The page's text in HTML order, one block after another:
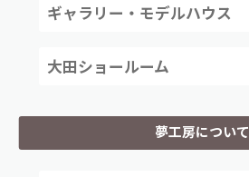
ギャラリー・モデルハウス
大田ショールーム
夢工房について